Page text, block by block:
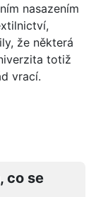
nasazením
že některá
totiž
vrací.
co se